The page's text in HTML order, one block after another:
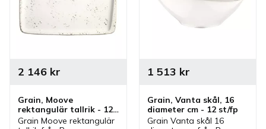
Grain, Moove
rektangulär tallrik - 12
st/fp
Grain Moove rektangulär
2 146kr
Grain, Vanta skål, 16
diameter cm - 12 st/fp
Grain Vanta skål 16
1 513 kr